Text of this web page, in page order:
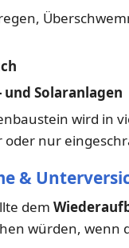
Solaranlagen
wird in
nur
&
dem
würden,